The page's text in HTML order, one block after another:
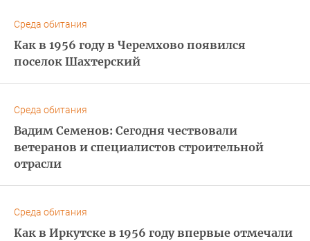
Среда обитания
Как в 1956 году в Черемхово появился
поселок Шахтерский
Среда обитания
Вадим Семенов: Сегодня чествовали
ветеранов и специалистов строительной
отрасли
Среда обитания
Как в Иркутске в 1956 году впервые отмечали